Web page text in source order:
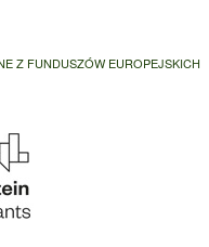
Z FUNDUSZÓW EUROPEJSKICH